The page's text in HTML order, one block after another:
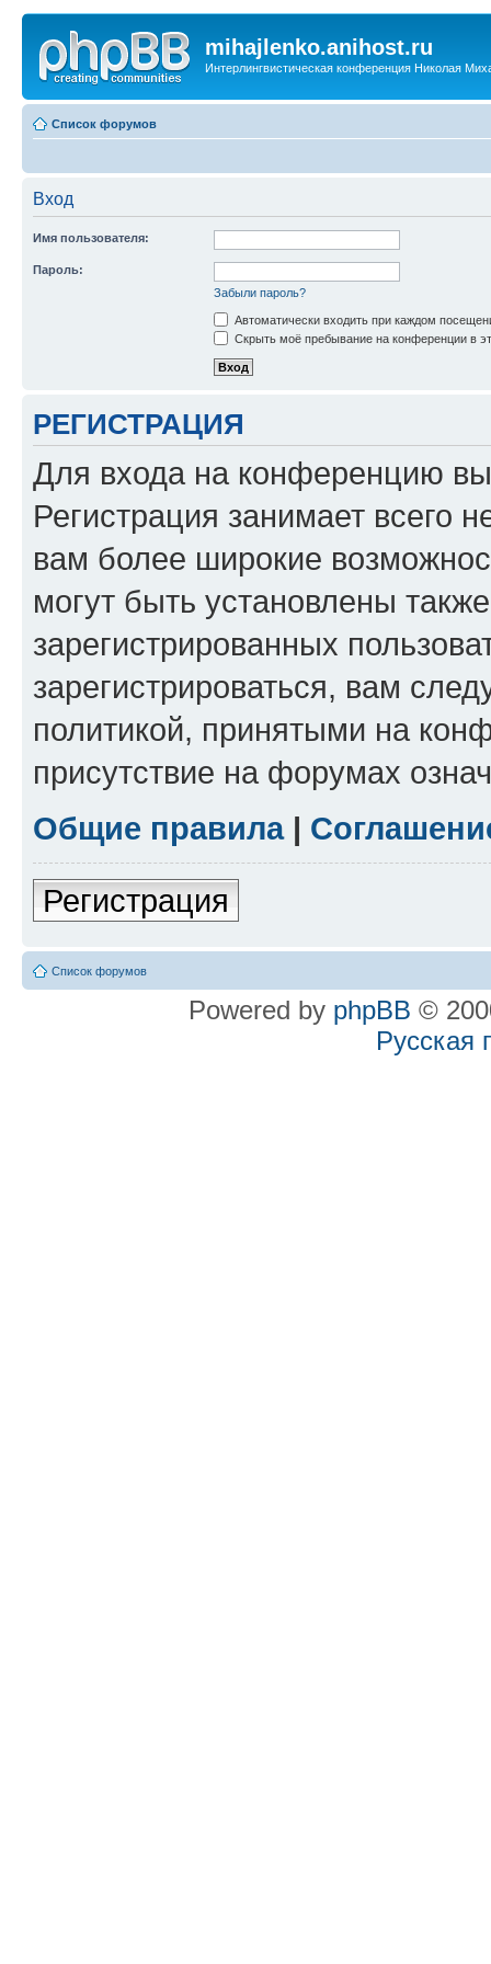
mihajlenko.anihost.ru
Интерлингвистическая конференция Николая
Список форумов
Вход
Имя пользователя:
Пароль:
Забыли пароль?
Автоматически входить при каждом
Скрыть моё пребывание на конференции в
РЕГИСТРАЦИЯ
Для входа на конференцию
Регистрация занимает всего
вам более широкие
могут быть установлены
зарегистрированных
зарегистрироваться, вам
политикой, принятыми на
присутствие на форумах
Общие правила|
Регистрация
Список форумов
Powered by phpBB ©
Русская